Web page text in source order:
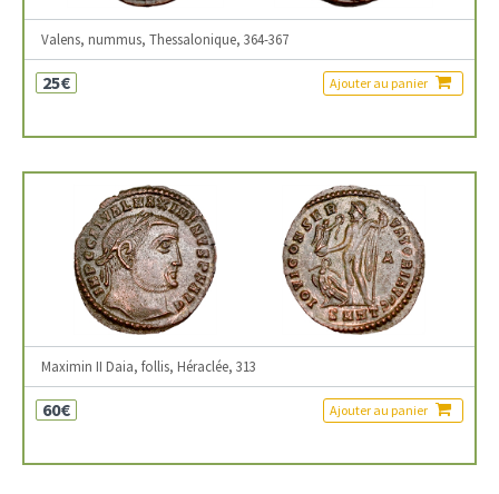
Valens, nummus, Thessalonique, 364-367
25€ Ajouter au panier
Maximin II Daia, follis, Héraclée, 313
60€ Ajouter au panier